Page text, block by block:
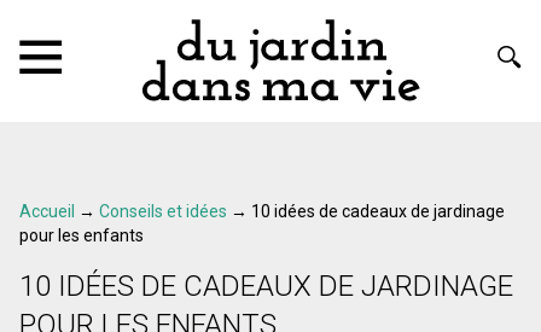
Accueil → Conseils et idées → 10 idées de cadeaux de jardinage
pour les enfants
10 IDÉES DE CADEAUX DE JARDINAGE
POUR LES ENFANTS